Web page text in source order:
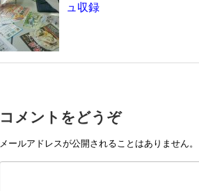
ュ収録
コメントをどうぞ
メールアドレスが公開されることはありません。